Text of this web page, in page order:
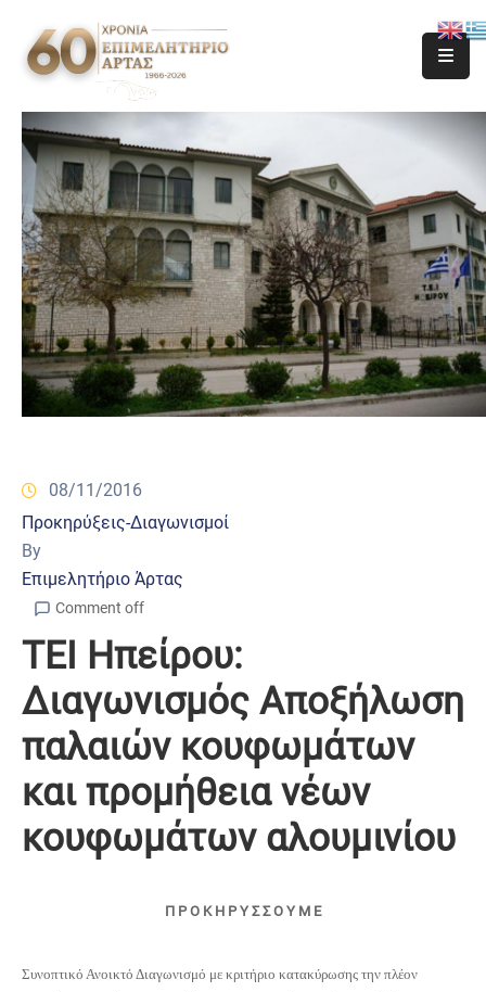
08/11/2016
Προκηρύξεις-Διαγωνισμοί
By
Επιμελητήριο Άρτας
Comment off
ΤΕΙ Ηπείρου:
Διαγωνισμός Αποξήλωση
παλαιών κουφωμάτων
και προμήθεια νέων
κουφωμάτων αλουμινίου
Π Ρ Ο Κ Η Ρ Υ Σ Σ Ο Υ Μ Ε
Συνοπτικό Ανοικτό Διαγωνισμό με κριτήριο κατακύρωσης την πλέον